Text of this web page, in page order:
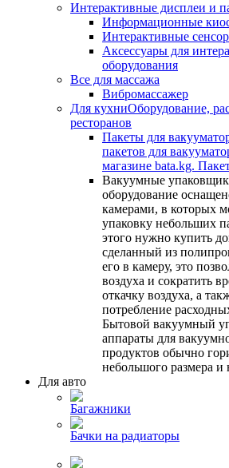
Интерактивные дисплеи и
Информационные
Интерактивные
Аксессуары для
оборудования
Все для массажа
Вибромассажер
Для кухниОборудование,
ресторанов
Пакеты для
пакетов для
магазине bata.kg.
Вакуумные
оборудование
камерами, в которых
упаковку небольших
этого нужно купить
сделанный из
его в камеру, это
воздуха и сократить
откачку воздуха, а
потребление
Бытовой вакуумный
аппараты для
продуктов обычно
небольшого размера
Для авто
Багажники
Бачки на радиаторы